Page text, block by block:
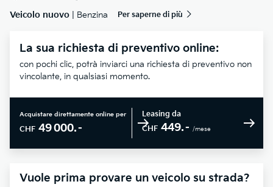
Veicolo nuovo | Benzina Per saperne di più
La sua richiesta di preventivo online:
con pochi clic, potrà inviarci una richiesta di preventivo non
vincolante, in qualsiasi momento.
Acquistare direttamente online per
CHF 49 000.–
Leasing da
CHF 449.– /mese
Vuole prima provare un veicolo su strada?